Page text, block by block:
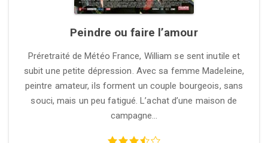
Peindre ou faire l’amour
Préretraité de Météo France, William se sent inutile et
subit une petite dépression. Avec sa femme Madeleine,
peintre amateur, ils forment un couple bourgeois, sans
souci, mais un peu fatigué. L’achat d’une maison de
campagne…